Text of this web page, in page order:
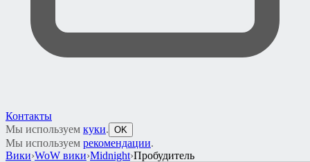
Контакты
Мы используем куки. OK
Мы используем рекомендации.
Вики›WoW вики›Midnight›Пробудитель